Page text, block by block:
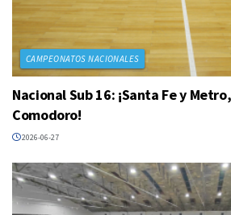
CAMPEONATOS NACIONALES
Nacional Sub 16: ¡Santa Fe y
Comodoro!
2026-06-27